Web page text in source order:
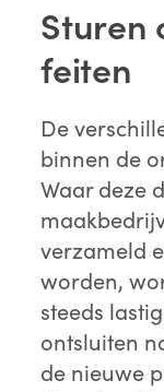
Sturen
feiten
De
binnen de
Waar deze
verzameld
worden,
steeds
ontsluiten
de nieuwe